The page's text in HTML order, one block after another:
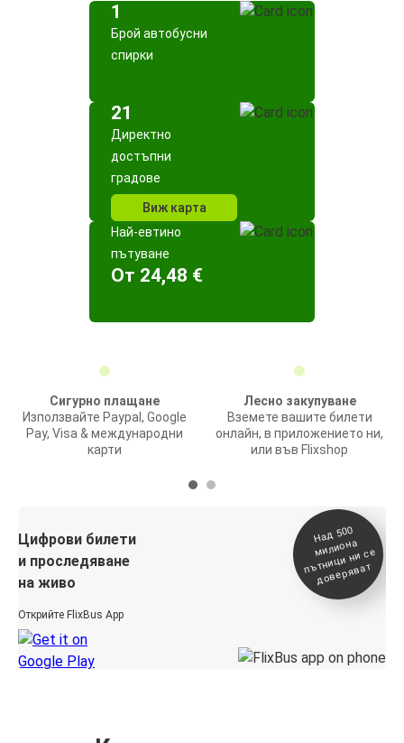
1
Брой автобусни
спирки
21
Директно
достъпни
градове
Виж карта
Най-евтино
пътуване
Oт 24,48 €
Сигурно плащане
Използвайте Paypal, Google
Pay, Visa & международни
карти
Лесно закупуване
Вземете вашите билети
онлайн, в приложението ни,
или във Flixshop
Цифрови билети
и проследяване
на живо
Открийте FlixBus App
На
д 500
милиона
п
ътници ни се
доверяват